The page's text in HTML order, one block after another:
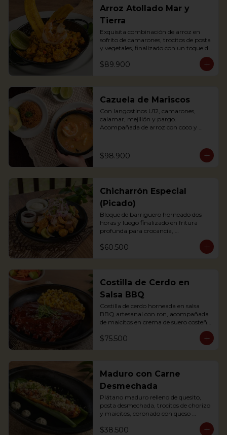
Arroz Atollado Mar y
Tierra
Exquisita combinación de arroz en
sofrito de camarones, trocitos de posta
y vegetales, finalizado con un toque de
leche de coco, cilantro y langostino a la
parrilla.
of coconut milk, coriander and grilled
prawns.
$89.900
Cazuela de Mariscos
Con langostinos U12, camarones,
calamar, mejillón y pargo.
Acompañada de arroz con coco y
Seafood soup containing Shrimp,
mussels, fish and other crustaceans.
$98.900
Chicharrón Especial
(Picado)
Bloque de barriguero horneado dos
horas y luego finalizado en fritura
profunda para crocancia,
cebolla acevichada y reducción de
crunchiness, accompanied by creole
potatoes, onion and agras reduction.
$60.500
Costilla de Cerdo en
Salsa BBQ
Costilla de cerdo horneada en salsa
BBQ artesanal con ron, acompañada
de maicitos en crema de suero costeño
Soft Ribs with rum BBQ sauce, served
$75.500
Maduro con Carne
Desmechada
Plátano maduro relleno de quesito,
posta desmechada, trocitos de chorizo
y maicitos, coronado con queso
$38.500